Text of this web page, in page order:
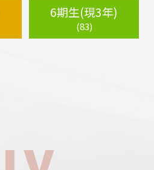
6期生(現3年)
(83)